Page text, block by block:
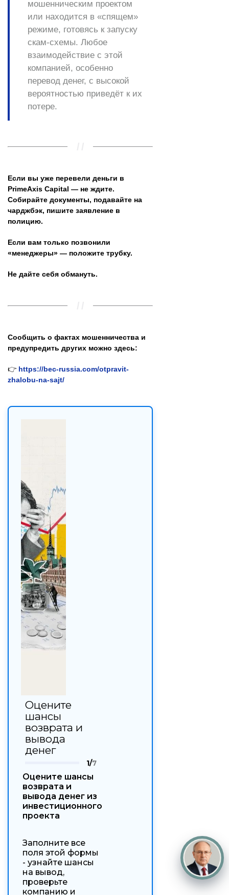
мошенническим проектом
или находится в «спящем»
режиме, готовясь к запуску
скам-схемы. Любое
взаимодействие с этой
компанией, особенно
перевод денег, с высокой
вероятностью приведёт к их
потере.
Если вы уже перевели деньги в
PrimeAxis Capital — не ждите.
Собирайте документы, подавайте на
чарджбэк, пишите заявление в
полицию.
Если вам только позвонили
«менеджеры» — положите трубку.
Не дайте себя обмануть.
Сообщить о фактах мошенничества и
предупредить других можно здесь:
👉 https://bec-russia.com/otpravit-
zhalobu-na-sajt/
Оцените
шансы
возврата и
вывода
денег
1/7
Оцените шансы
возврата и
вывода денег из
инвестиционного
проекта
Заполните все
поля этой формы
- узнайте шансы
на вывод,
проверьте
компанию и